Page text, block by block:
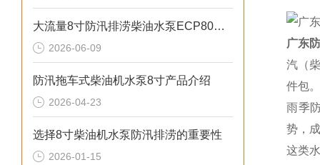
大流量8寸防汛排涝柴油水泵ECP80ME产品介绍
2026-06-09
防汛拖车式柴油机水泵8寸产品介绍
2026-04-23
选择8寸柴油机水泵防汛排涝的重要性
2026-01-15
广东
汽（
件包。
雨季
势，
这类